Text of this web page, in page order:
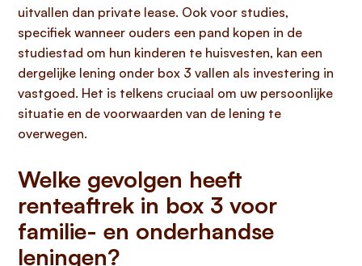
uitvallen dan private lease. Ook voor studies,
specifiek wanneer ouders een pand kopen in de
studiestad om hun kinderen te huisvesten, kan een
dergelijke lening onder box 3 vallen als investering in
vastgoed. Het is telkens cruciaal om uw persoonlijke
situatie en de voorwaarden van de lening te
overwegen.
Welke gevolgen heeft
renteaftrek in box 3 voor
familie- en onderhandse
leningen?